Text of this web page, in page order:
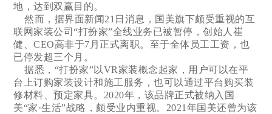
地，达到双赢目的。
然而，据界面新闻21日消息，国美旗下颇受重视的互
联网家装公司“打扮家”全线业务已被暂停，创始人崔
健、CEO高非于7月正式离职。至于全体员工工资，也
已停发超三个月。
据悉，“打扮家”以VR家装概念起家，用户可以在平
台上订购家装设计和施工服务，也可以通过平台购买装
修材料、预定家具。2020年，该品牌正式被纳入国
美“家·生活”战略，颇受业内重视。2021年国美还曾为该